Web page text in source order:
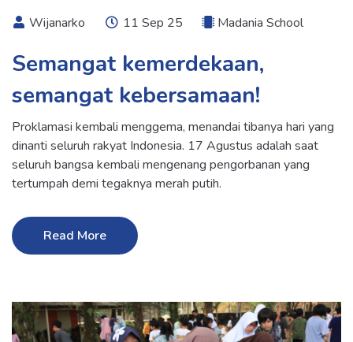
Wijanarko 11 Sep 25 Madania School
Semangat kemerdekaan,
semangat kebersamaan!
Proklamasi kembali menggema, menandai tibanya hari yang
dinanti seluruh rakyat Indonesia. 17 Agustus adalah saat
seluruh bangsa kembali mengenang pengorbanan yang
tertumpah demi tegaknya merah putih.
Read More